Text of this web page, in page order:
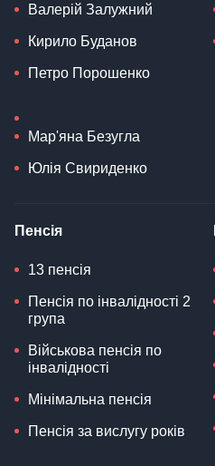
Валерій Залужний
Кирило Буданов
Петро Порошенко
Мар'яна Безугла
Юлія Свириденко
Пенсія
13 пенсія
Пенсія по інвалідності 2
група
Військова пенсія по
інвалідності
Мінімальна пенсія
Пенсія за вислугу років